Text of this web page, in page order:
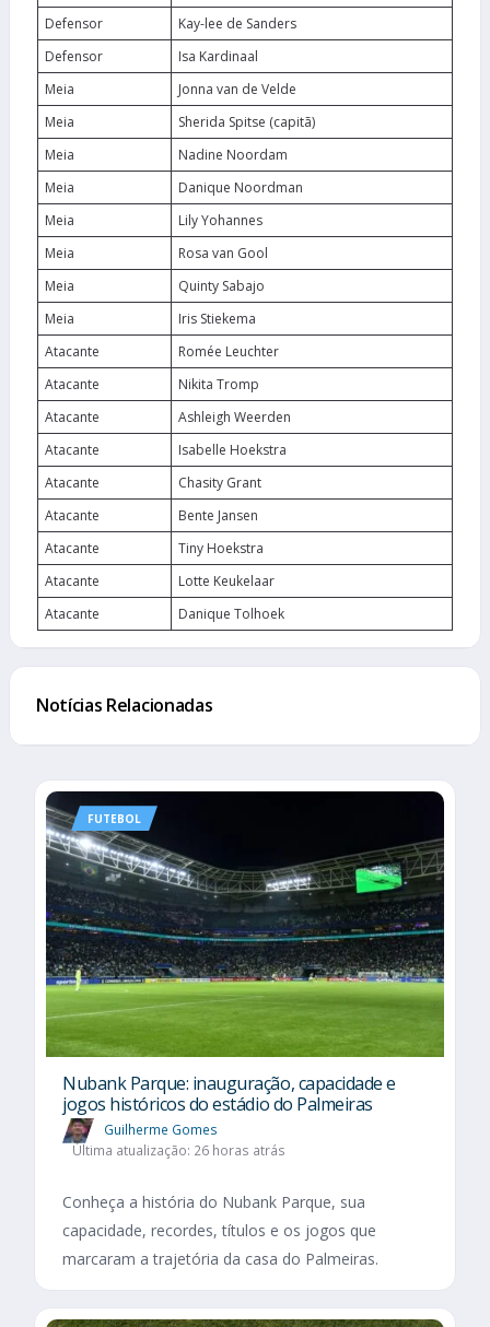
Defensor
Kay-lee de Sanders
Defensor
Isa Kardinaal
Meia
Jonna van de Velde
Meia
Sherida Spitse (capitã)
Meia
Nadine Noordam
Meia
Danique Noordman
Meia
Lily Yohannes
Meia
Rosa van Gool
Meia
Quinty Sabajo
Meia
Iris Stiekema
Atacante
Romée Leuchter
Atacante
Nikita Tromp
Atacante
Ashleigh Weerden
Atacante
Isabelle Hoekstra
Atacante
Chasity Grant
Atacante
Bente Jansen
Atacante
Tiny Hoekstra
Atacante
Lotte Keukelaar
Atacante
Danique Tolhoek
Notícias Relacionadas
FUTEBOL
Nubank Parque: inauguração, capacidade e
jogos históricos do estádio do Palmeiras
Guilherme Gomes
Última atualização: 26 horas atrás
Conheça a história do Nubank Parque, sua
capacidade, recordes, títulos e os jogos que
marcaram a trajetória da casa do Palmeiras.